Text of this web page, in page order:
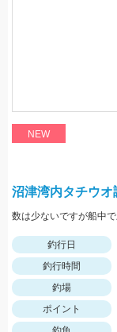
NEW
沼津湾内タチウオ
釣行日
釣行時間
釣場
ポイント